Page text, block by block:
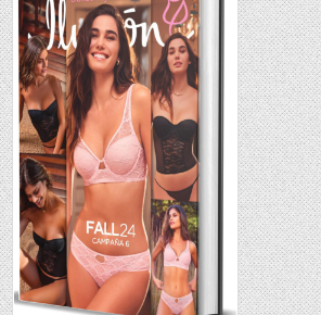
Posted
in